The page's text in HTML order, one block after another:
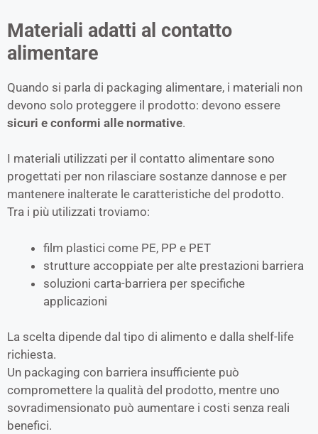
Materiali adatti al contatto
alimentare
Quando si parla di packaging alimentare, i materiali non
devono solo proteggere il prodotto: devono essere
sicuri e conformi alle normative.
I materiali utilizzati per il contatto alimentare sono
progettati per non rilasciare sostanze dannose e per
mantenere inalterate le caratteristiche del prodotto.
Tra i più utilizzati troviamo:
film plastici come PE, PP e PET
strutture accoppiate per alte prestazioni barriera
soluzioni carta-barriera per specifiche
applicazioni
La scelta dipende dal tipo di alimento e dalla shelf-life
richiesta.
Un packaging con barriera insufficiente può
compromettere la qualità del prodotto, mentre uno
sovradimensionato può aumentare i costi senza reali
benefici.